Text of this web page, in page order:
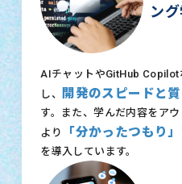
ン
AIチャットやGitHub Copilot
し、
開発のスピードと
す。また、学んだ内容をア
より
「分かったつもり
を導入しています。